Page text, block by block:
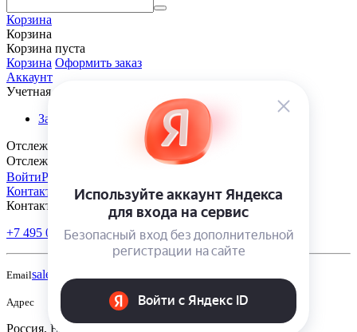
Корзина
Корзина
Корзина пуста
Корзина Оформить заказ
Аккаунт
Учетная запись
Заказы
Отслеживание заказа
Отслеживание заказа
ВойтиРегистрация
Контакты
Контакты
+7 495 005-70-10 +7 343 302-70-20 Пн-Пт: 9:00-18:00
Emailsales@polivmarket.com
Адрес
Россия, Екатеринбург, ул. Московская, строение 220